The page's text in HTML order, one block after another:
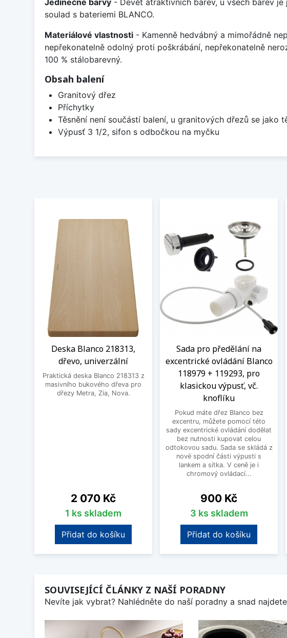
Jedinečné barvy - Devět atraktivních barev, u všech barev
soulad s bateriemi BLANCO.
Materiálové vlastnosti - Kamenně hedvábný a mimořádně
nepřekonatelně odolný proti poškrábání, nepřekonatelně
100 % stálobarevný.
Obsah balení
Granitový dřez
Příchytky
Těsnění není součástí balení, u granitových dřezů se jako
Výpusť 3 1/2, sifon s odbočkou na myčku
Deska Blanco 218313,
dřevo, univerzální
Praktická deska Blanco 218313 z
masivního bukového dřeva pro
dřezy Metra, Zia, Nova.
Cena
2 070 Kč
1 ks skladem
Přidat do košíku
Sada pro předělání na
excentrické ovládání Blanco
118979 + 119293, pro
klasickou výpusť, vč.
knoflíku
Pokud máte dřez Blanco bez
excentru, můžete pomocí této
sady excentrické ovládání dodělat
bez nutnosti kupovat celou
odtokovou sadu. Sada se skládá z
nové spodní části výpusti s
lankem a sítka. V ceně je i
chromový ovládací...
Cena
900 Kč
3 ks skladem
Přidat do košíku
SOUVISEJÍCÍ ČLÁNKY Z NAŠÍ PORADNY
Nevíte jak vybrat? Nahlédněte do naší poradny a snad